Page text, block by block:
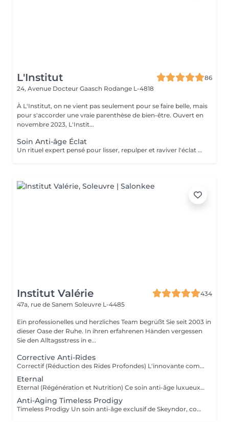
L'Institut
86
24, Avenue Docteur Gaasch Rodange L-4818
À L'Institut, on ne vient pas seulement pour se faire belle, mais
pour s'accorder une vraie parenthèse de bien-être. Ouvert en
novembre 2023, L'Instit...
Soin Anti-âge Éclat
Un rituel expert pensé pour lisser, repulper et raviver l'éclat de la peau. Le soin débute par un nettoyage doux au savon purifiant, suivi de vapeur pour préparer la peau et faciliter l'extraction des comédons si nécessaire. Un soin de jour repulpant et régénérant, délicatement parfumé aux feuilles de figuier fraîches, est appliqué lors d'un massage profond et relaxant. Le contour des yeux est travaillé avec précision pour lisser les traits et redonner luminosité au regard. Le soin s'achève par l'application d'un masque collagène anti-rides, offrant une peau visiblement plus ferme, lissée et éclatante. 60' min 89,90€
Institut Valérie
434
47a, rue de Sanem Soleuvre L-4485
Ein professionelles und herzliches Team begrüßt Sie seit 2003 in
dieser Oase der Ruhe. In ihren erfahrenen Händen vergessen
Sie den Alltagsstress in e...
Corrective Anti-Rides
Correctif (Réduction des Rides Profondes) L'innovante combinaison de 3 mécanismes d'actions dans un même soin (peeling biologique, combleur, décontractant) est en mesure de produire un effet lissant sur les rides les plus profondes et sur les rides d'expressions. Ce soin est une alternative aux traitements chirurgicaux tels que botox ou filler. Résultat : Une peau plus lisse et un teint unifié avec des rides atténuées.
Eternal
Eternal (Régénération et Nutrition) Ce soin anti-âge luxueux utilise des cellules souches végétales pour régénérer la peau et lui apporter une nutrition en profondeur. Il restaure le volume et la vitalité des couches cutanées. Résultat : Une peau plus ferme, redensifiée et pleine de vitalité.
Anti-Aging Timeless Prodigy
Timeless Prodigy Un soin anti-âge exclusif de Skeyndor, conçu pour les peaux les plus exigeantes. Ce traitement de luxe combine plus de 50 ingrédients actifs, dont de la truffe blanche, du champagne et pour régénérer, raffermir et rajeunir la peau de manière intense.Une nouvelle dimension de traitement cosmétique basée sur la technologie multigénétique qui réveille la jeunesse des gènes cutanés, en agissant sur le vieillissement des cellules. Résultat : Une peau plus lisse, éclatante et visiblement plus jeune, avec une texture raffinée et une hydratation maximale. Ce soin comporte un travail manuel et avec l'appareil MEGAN de Skeyndor Pour la première fois, Tri Synergy Tech associe tout le potentiel de éléments Hi-Freq, Dermaboost et Deep RGB à un appareil multi-traitement unique qui crée une synergie parfaite aux effets spectaculaires.